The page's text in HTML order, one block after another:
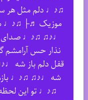
♫♪♩ دلم مثل هر
موزیک ♬├ ♫♪♩
♩♪♫ ♫♪♩ صدای
نذار حس
قفل دلم باز شه
شه ♩♪♫ ♫♪♩
♫♪♩ تو این